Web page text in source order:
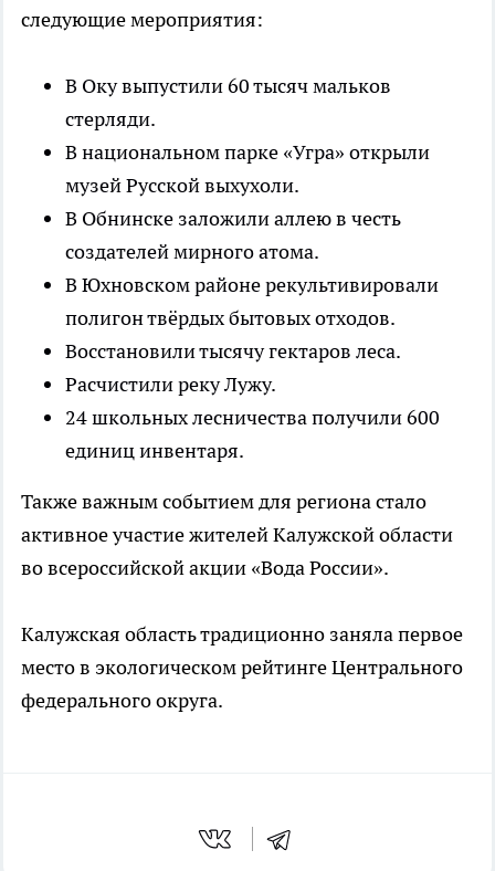
следующие мероприятия:
В Оку выпустили 60 тысяч мальков
стерляди.
В национальном парке «Угра» открыли
музей Русской выхухоли.
В Обнинске заложили аллею в честь
создателей мирного атома.
В Юхновском районе рекультивировали
полигон твёрдых бытовых отходов.
Восстановили тысячу гектаров леса.
Расчистили реку Лужу.
24 школьных лесничества получили 600
единиц инвентаря.
Также важным событием для региона стало
активное участие жителей Калужской области
во всероссийской акции «Вода России».
Калужская область традиционно заняла первое
место в экологическом рейтинге Центрального
федерального округа.